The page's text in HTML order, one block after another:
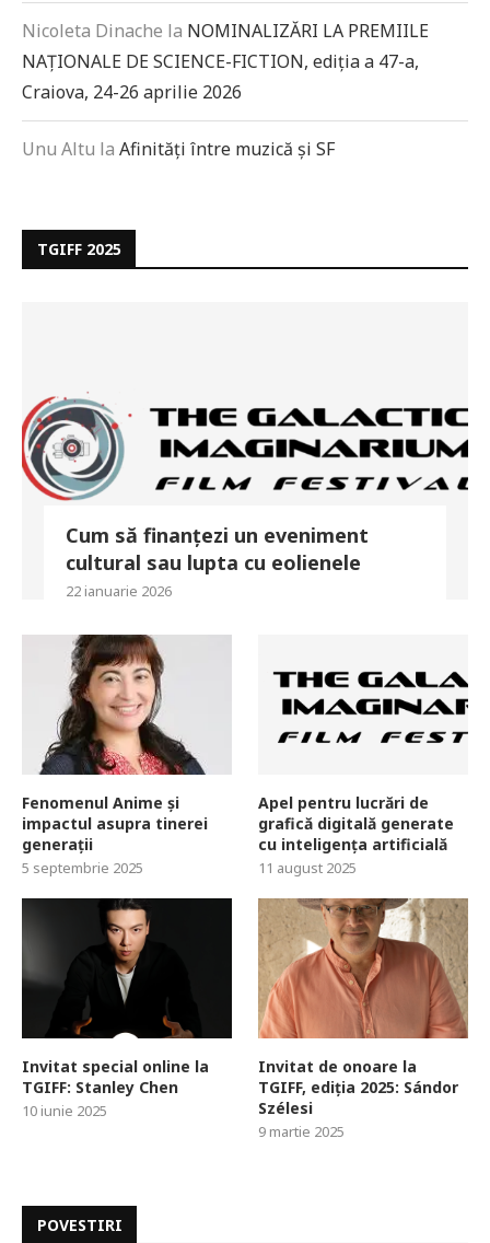
Nicoleta Dinache la NOMINALIZĂRI LA PREMIILE
NAȚIONALE DE SCIENCE-FICTION, ediția a 47-a,
Craiova, 24-26 aprilie 2026
Unu Altu la Afinități între muzică și SF
TGIFF 2025
Cum să finanțezi un eveniment
cultural sau lupta cu eolienele
22 ianuarie 2026
Fenomenul Anime și
impactul asupra tinerei
generații
5 septembrie 2025
Apel pentru lucrări de
grafică digitală generate
cu inteligența artificială
11 august 2025
Invitat special online la
TGIFF: Stanley Chen
10 iunie 2025
Invitat de onoare la
TGIFF, ediția 2025: Sándor
Szélesi
9 martie 2025
POVESTIRI